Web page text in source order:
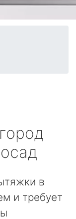
город
в
и требует